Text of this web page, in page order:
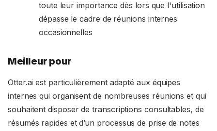
toute leur importance dès lors que l'utilisation
dépasse le cadre de réunions internes
occasionnelles
Meilleur pour
Otter.ai est particulièrement adapté aux équipes
internes qui organisent de nombreuses réunions et qui
souhaitent disposer de transcriptions consultables, de
résumés rapides et d’un processus de prise de notes